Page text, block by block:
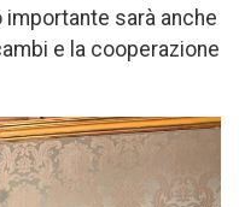
sarà anche
e la cooperazione